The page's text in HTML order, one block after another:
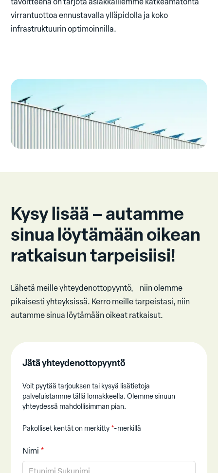
virrantuottoa ennustavalla ylläpidolla ja koko
infrastruktuurin optimoinnilla.
Kysy lisää – autamme
sinua löytämään oikean
ratkaisun tarpeisiisi!
Lähetä meille yhteydenottopyyntö, niin olemme
pikaisesti yhteyksissä. Kerro meille tarpeistasi, niin
autamme sinua löytämään oikeat ratkaisut.
Jätä yhteydenottopyyntö
Voit pyytää tarjouksen tai kysyä lisätietoja
palveluistamme tällä lomakkeella. Olemme sinuun
yhteydessä mahdollisimman pian.
Pakolliset kentät on merkitty *-merkillä
Nimi *